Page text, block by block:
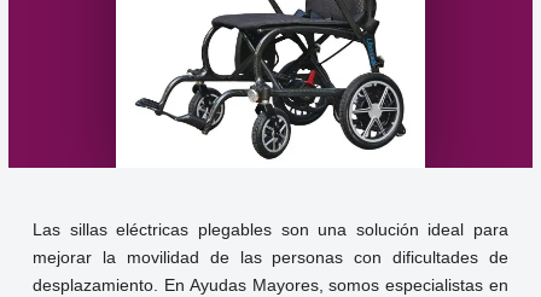
Las sillas eléctricas plegables son una solución ideal para
mejorar la movilidad de las personas con dificultades de
desplazamiento. En Ayudas Mayores, somos especialistas en